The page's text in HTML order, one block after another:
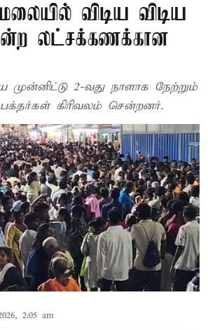
விடிய விடிய
லட்சக்கணக்கான
முன்னிட்டு 2-வது நாளாக நேற்றும்
கிரிவலம் சென்றனர்.
2:05 am